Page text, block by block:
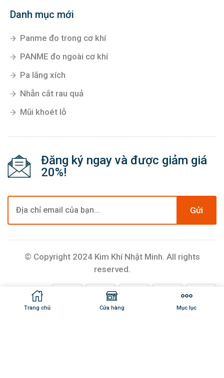
Trang chủ Cửa hàng Mục lục
Danh mục mới
Panme đo trong cơ khí
PANME đo ngoài cơ khí
Pa lăng xích
Nhẵn cắt rau quả
Mũi khoét lỗ
Đăng ký ngay và được giảm giá
20%!
Gửi
© Copyright 2024 Kim Khí Nhật Minh. All rights
reserved.